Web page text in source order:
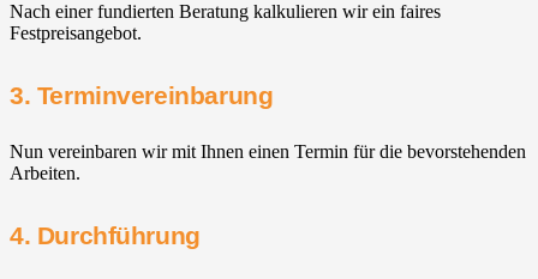
Nach einer fundierten Beratung kalkulieren wir ein faires
Festpreisangebot.
3. Terminvereinbarung
Nun vereinbaren wir mit Ihnen einen Termin für die bevorstehenden
Arbeiten.
4. Durchführung